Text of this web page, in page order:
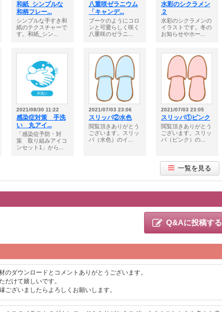
和紙_シンプルな
和柄フレー...
シンプルな手すき和
紙のテクスチャーで
す。和紙_シン...
八重咲ゼラニウム
「キャンデ...
ブーケのようにコロ
ンと可愛らしく咲く
八重咲のゼラニ...
水彩のシクラメン
２
水彩のシクラメンの
イラストです。冬の
お知らせやホー...
2021/08/30 11:22
感染症対策 手洗
い 丸アイ...
「感染症予防・対
策 取り組みアイコ
ンセット1」から...
2021/07/03 23:06
スリッパ②水色
閲覧頂きありがとう
ございます。スリッ
パ（水色）のイ...
2021/07/03 23:05
スリッパ①ピンク
閲覧頂きありがとう
ございます。スリッ
パ（ピンク）の...
一覧を見る
Q&Aに投稿する
のダウンロードとコメントありがとうございます。
だけて嬉しいです。
ございましたらよろしくお願いします。